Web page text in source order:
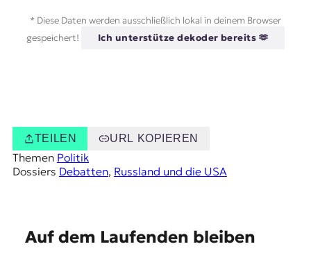
* Diese Daten werden ausschließlich lokal in deinem Browser
gespeichert!
Ich unterstütze dekoder bereits 🫶
TEILEN URL KOPIEREN
Themen Politik
Dossiers Debatten, Russland und die USA
Auf dem Laufenden bleiben